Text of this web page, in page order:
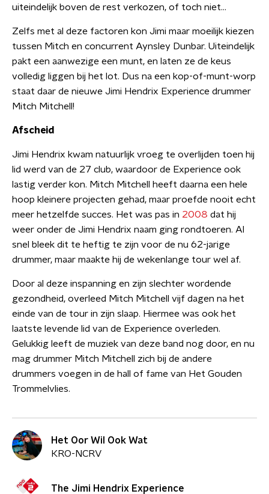
uiteindelijk boven de rest verkozen, of toch niet...
Zelfs met al deze factoren kon Jimi maar moeilijk kiezen
tussen Mitch en concurrent Aynsley Dunbar. Uiteindelijk
pakt een aanwezige een munt, en laten ze de keus
volledig liggen bij het lot. Dus na een kop-of-munt-worp
staat daar de nieuwe Jimi Hendrix Experience drummer
Mitch Mitchell!
Afscheid
Jimi Hendrix kwam natuurlijk vroeg te overlijden toen hij
lid werd van de 27 club, waardoor de Experience ook
lastig verder kon. Mitch Mitchell heeft daarna een hele
hoop kleinere projecten gehad, maar proefde nooit echt
meer hetzelfde succes. Het was pas in 2008 dat hij
weer onder de Jimi Hendrix naam ging rondtoeren. Al
snel bleek dit te heftig te zijn voor de nu 62-jarige
drummer, maar maakte hij de wekenlange tour wel af.
Door al deze inspanning en zijn slechter wordende
gezondheid, overleed Mitch Mitchell vijf dagen na het
einde van de tour in zijn slaap. Hiermee was ook het
laatste levende lid van de Experience overleden.
Gelukkig leeft de muziek van deze band nog door, en nu
mag drummer Mitch Mitchell zich bij de andere
drummers voegen in de hall of fame van Het Gouden
Trommelvlies.
Het Oor Wil Ook Wat
KRO-NCRV
The Jimi Hendrix Experience